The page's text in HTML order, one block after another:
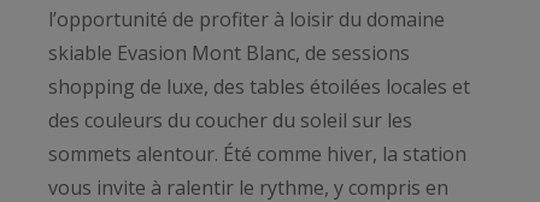
l’opportunité de profiter à loisir du domaine
skiable Evasion Mont Blanc, de sessions
shopping de luxe, des tables étoilées locales et
des couleurs du coucher du soleil sur les
sommets alentour. Été comme hiver, la station
vous invite à ralentir le rythme, y compris en